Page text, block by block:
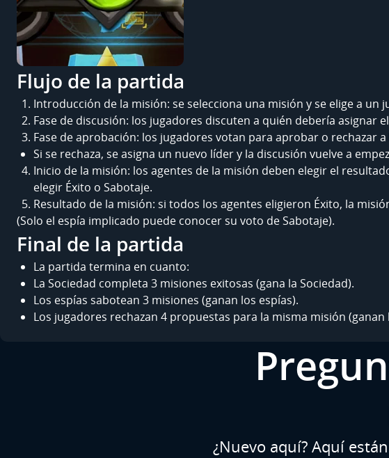
Flujo de la partida
Introducción de la misión: se selecciona una misión y se elige a un
Fase de discusión: los jugadores discuten a quién debería asignar
Fase de aprobación: los jugadores votan para aprobar o rechazar
Si se rechaza, se asigna un nuevo líder y la discusión vuelve a
Inicio de la misión: los agentes de la misión deben elegir el
elegir Éxito o Sabotaje.
Resultado de la misión: si todos los agentes eligieron Éxito, la
(Solo el espía implicado puede conocer su voto de Sabotaje).
Final de la partida
La partida termina en cuanto:
La Sociedad completa 3 misiones exitosas (gana la Sociedad).
Los espías sabotean 3 misiones (ganan los espías).
Los jugadores rechazan 4 propuestas para la misma misión (ganan
¿Nuevo aquí? Aquí